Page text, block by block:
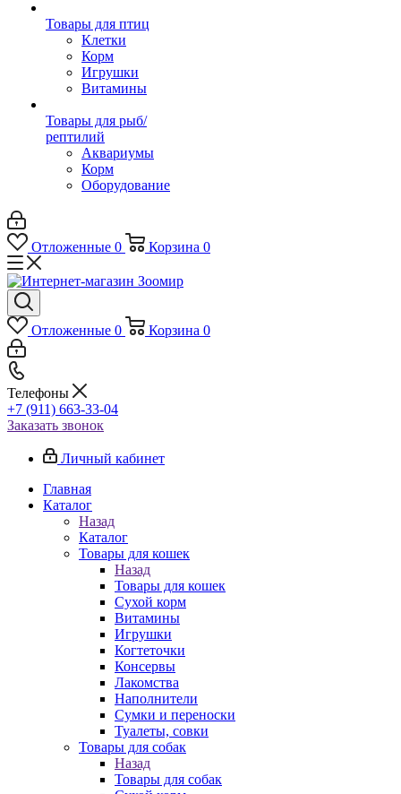
Товары для птиц
Клетки
Корм
Игрушки
Витамины
Товары для рыб/
рептилий
Аквариумы
Корм
Оборудование
Отложенные 0 Корзина 0
Отложенные 0 Корзина 0
Телефоны
+7 (911) 663-33-04
Заказать звонок
Личный кабинет
Главная
Каталог
Назад
Каталог
Товары для кошек
Назад
Товары для кошек
Cухой корм
Витамины
Игрушки
Когтеточки
Консервы
Лакомства
Наполнители
Сумки и переноски
Туалеты, совки
Товары для собак
Назад
Товары для собак